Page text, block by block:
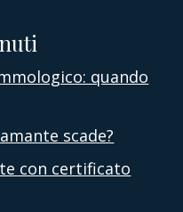
quando
scade?
con certificato